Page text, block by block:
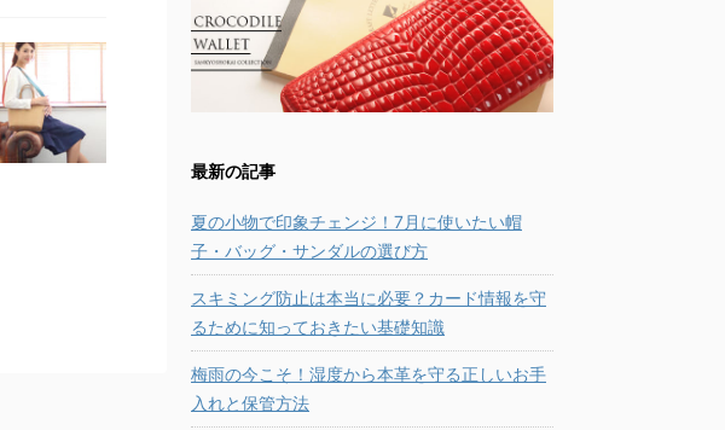
最新の記事
夏の小物で印象チェンジ！7月に使いたい帽
子・バッグ・サンダルの選び方
スキミング防止は本当に必要？カード情報を守
るために知っておきたい基礎知識
梅雨の今こそ！湿度から本革を守る正しいお手
入れと保管方法